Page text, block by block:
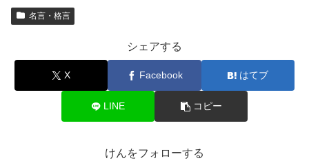
名言・格言
シェアする
X Facebook はてブ
LINE コピー
けんをフォローする